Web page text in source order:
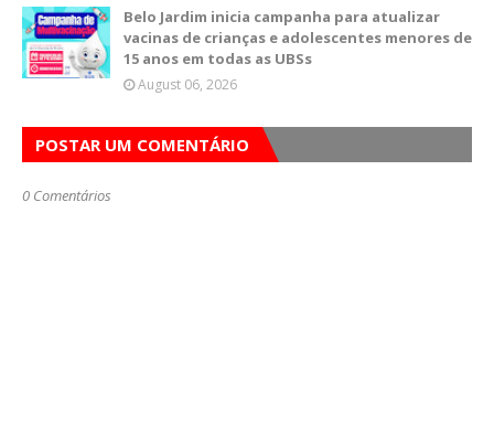
Belo Jardim inicia campanha para atualizar
vacinas de crianças e adolescentes menores de
15 anos em todas as UBSs
August 06, 2026
POSTAR UM COMENTÁRIO
0 Comentários